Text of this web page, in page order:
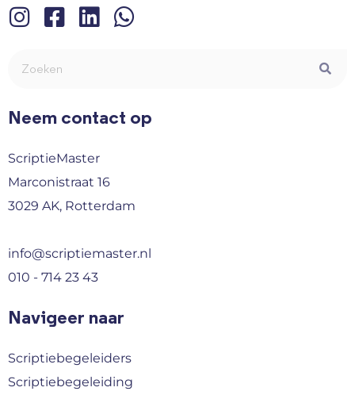
Neem contact op
ScriptieMaster
Marconistraat 16
3029 AK, Rotterdam
info@scriptiemaster.nl
010 - 714 23 43
Navigeer naar
Scriptiebegeleiders
Scriptiebegeleiding